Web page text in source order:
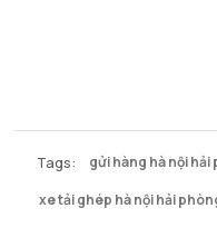
Tags: gửi hàng hà nội hải
xe tải ghép hà nội hải